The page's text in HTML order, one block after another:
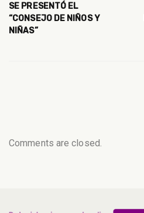
SE PRESENTÓ EL
“CONSEJO DE NIÑOS Y
NIÑAS”
Comments are closed.